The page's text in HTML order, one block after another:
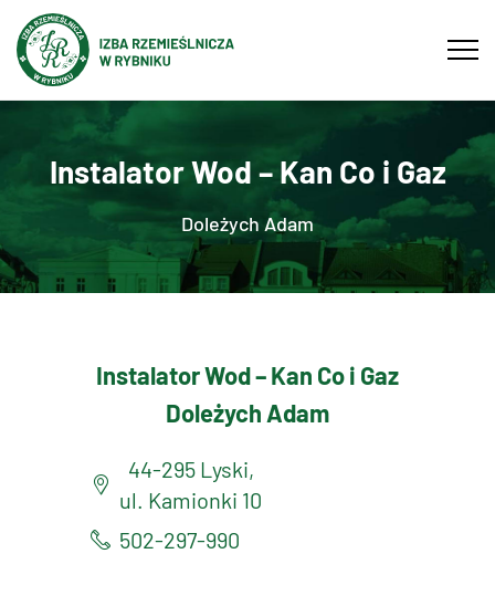
Instalator Wod – Kan Co i Gaz
Doleżych Adam
Instalator Wod – Kan Co i Gaz
Doleżych Adam
44-295 Lyski,
ul. Kamionki 10
502-297-990